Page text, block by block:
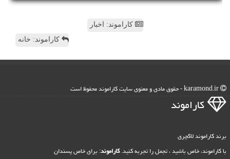
کاراموند: اخبار
کاراموند: خانه
كاراموند
برند کاراموند لاکچری
با کاراموند، خاص باشید ، تجمل را تجربه کنید.کاراموند: برای خاص پسندان